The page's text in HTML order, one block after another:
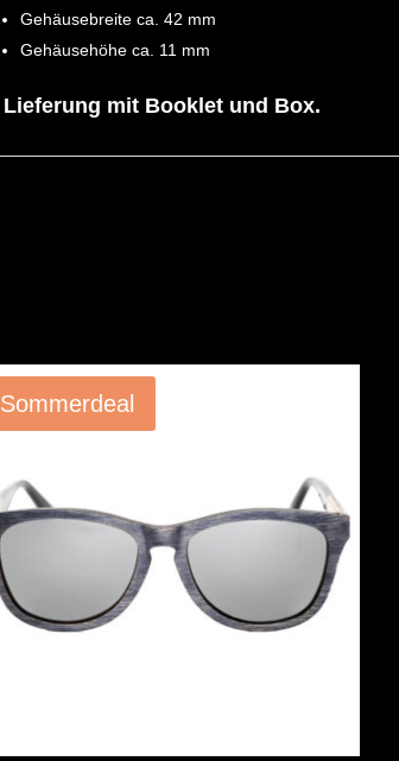
Gehäusebreite ca. 42 mm
Gehäusehöhe ca. 11 mm
Lieferung mit Booklet und Box.
Angebot!
Sommerdeal